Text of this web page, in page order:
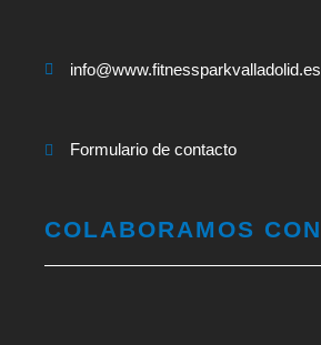
info@www.fitnessparkvalladolid.es
Formulario de contacto
COLABORAMOS CON